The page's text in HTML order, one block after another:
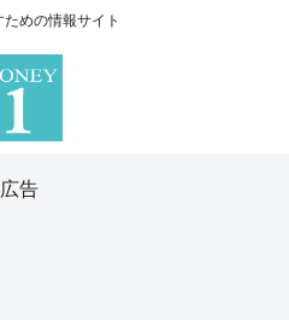
めの情報サイト
広告